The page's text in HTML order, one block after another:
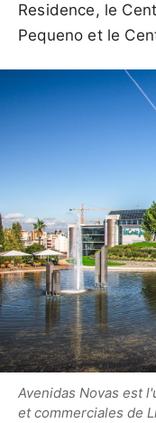
Residence, le
Pequeno et le
Avenidas Novas est
et commerciales de